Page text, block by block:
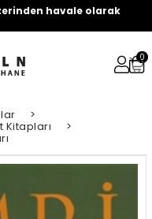
havale olarak
0
>
Kitapları >